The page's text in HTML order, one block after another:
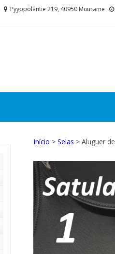
Pyyppöläntie 219, 40950 Muurame
Início > Selas > Aluguer